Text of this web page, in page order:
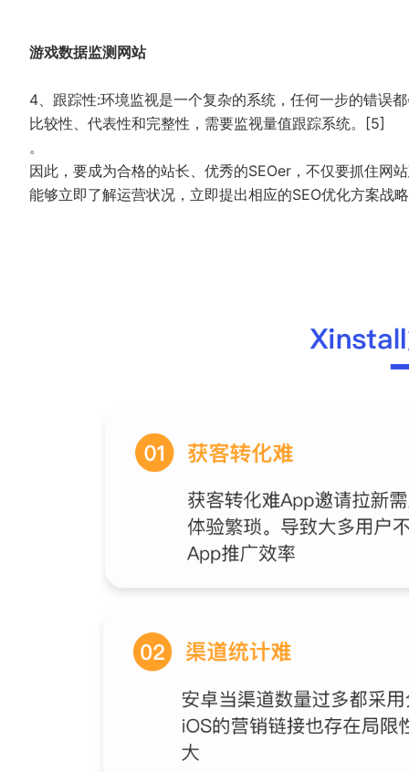
游戏数据监测网站
4、跟踪性:环境监视是一个复杂的系统，任何一步的错误
比较性、代表性和完整性，需要监视量值跟踪系统。[5]
。
因此，要成为合格的站长、优秀的SEOer，不仅要抓住网
能够立即了解运营状况，立即提出相应的SEO优化方案战